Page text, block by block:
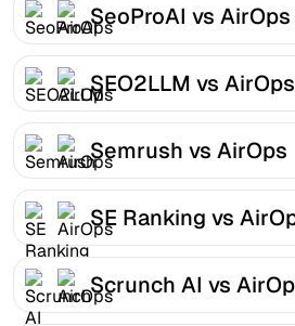
SeoProAI vs AirOps
SEO2LLM vs AirOps
Semrush vs AirOps
SE Ranking vs
Scrunch AI vs